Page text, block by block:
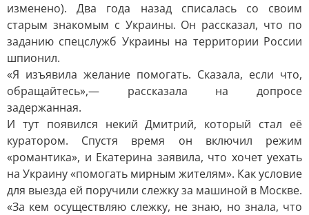
изменено). Два года назад списалась со своим
старым знакомым с Украины. Он рассказал, что по
заданию спецслужб Украины на территории России
шпионил.
«Я изъявила желание помогать. Сказала, если что,
обращайтесь»,— рассказала на допросе
задержанная.
И тут появился некий Дмитрий, который стал её
куратором. Спустя время он включил режим
«романтика», и Екатерина заявила, что хочет уехать
на Украину «помогать мирным жителям». Как условие
для выезда ей поручили слежку за машиной в Москве.
«За кем осуществляю слежку, не знаю, но знала, что